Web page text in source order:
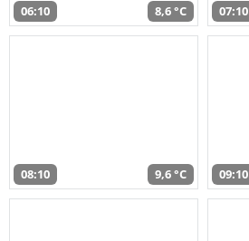
06:10 8,6 °C 07:10
08:10 9,6 °C 09:10